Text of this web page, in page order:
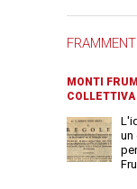
MONTI
COLLETTIVA
un